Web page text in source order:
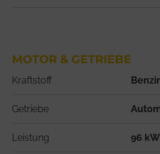
MOTOR & GETRIEBE
Kraftstoff
Getriebe
Leistung 96 kW